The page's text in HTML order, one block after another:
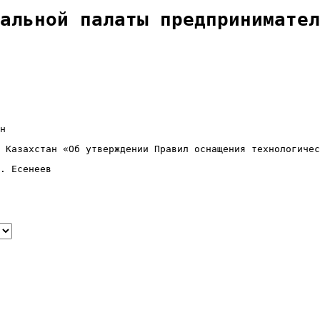
палаты
«Об утверждении Правил оснащения
Есенеев